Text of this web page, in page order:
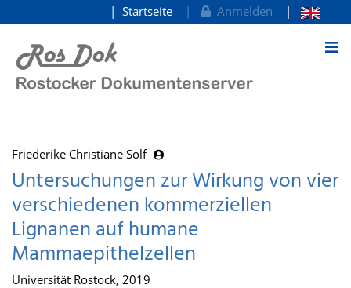
zum Inhalt
Startseite Anmelden
Friederike Christiane Solf
Untersuchungen zur Wirkung von vier
verschiedenen kommerziellen
Lignanen auf humane
Mammaepithelzellen
Universität Rostock, 2019